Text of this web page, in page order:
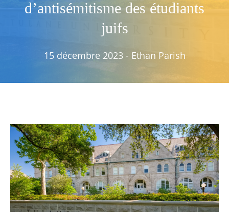
d’antisémitisme des étudiants
juifs
15 décembre 2023 - Ethan Parish